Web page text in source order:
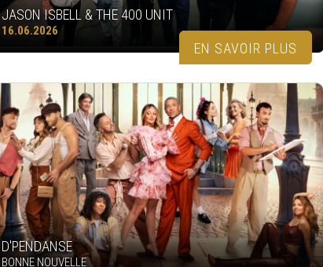
JASON ISBELL & THE 400 UNIT
16.06.2026
EN SAVOIR PLUS
D'PENDANSE
BONNE NOUVELLE